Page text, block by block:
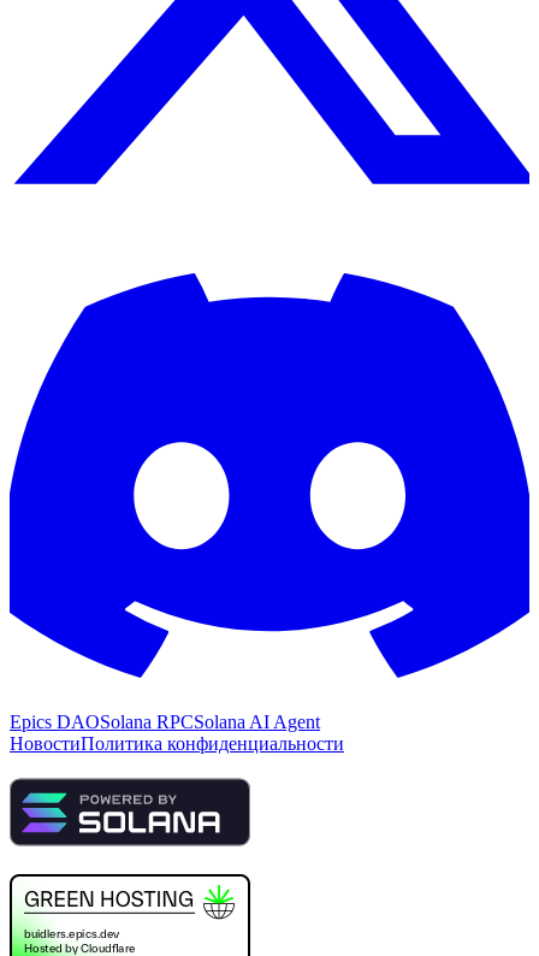
Epics DAOSolana RPCSolana AI Agent
НовостиПолитика конфиденциальности